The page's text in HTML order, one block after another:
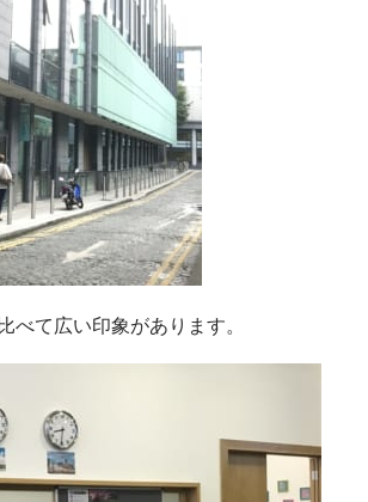
べて広い印象があります。